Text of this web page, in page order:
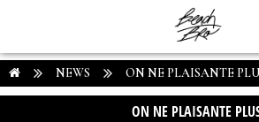
NEWS ON NE PLAISANTE
ON NE PLAISANTE